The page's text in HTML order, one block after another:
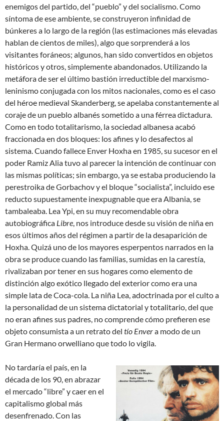
enemigos del partido, del “pueblo” y del socialismo. Como
síntoma de ese ambiente, se construyeron infinidad de
búnkeres a lo largo de la región (las estimaciones más elevadas
hablan de cientos de miles), algo que sorprenderá a los
visitantes foráneos; algunos, han sido convertidos en objetos
históricos y otros, simplemente abandonados. Utilizando la
metáfora de ser el último bastión irreductible del marxismo-
leninismo conjugada con los mitos nacionales, como es el caso
del héroe medieval Skanderberg, se apelaba constantemente al
coraje de un pueblo albanés sometido a una férrea dictadura.
Como en todo totalitarismo, la sociedad albanesa acabó
fraccionada en dos bloques: los afines y lo desafectos al
sistema. Cuando fallece Enver Hoxha en 1985, su sucesor en el
poder Ramiz Alia tuvo al parecer la intención de continuar con
las mismas políticas; sin embargo, ya se estaba produciendo la
perestroika de Gorbachov y el bloque “socialista”, incluido ese
reducto supuestamente inexpugnable que era Albania, se
tambaleaba. Lea Ypi, en su muy recomendable obra
autobiográfica Libre, nos introduce desde su visión de niña en
esos últimos años del régimen a partir de la desaparición de
Hoxha. Quizá uno de los mayores esperpentos narrados en la
obra se produce cuando las familias, sumidas en la carestía,
rivalizaban por tener en sus hogares como elemento de
distinción algo exótico llegado del exterior como era una
simple lata de Coca-cola. La niña Lea, adoctrinada por el culto a
la personalidad de un sistema dictatorial y totalitario, del que
no eran afines sus padres, no comprende cómo prefieren ese
objeto consumista a un retrato del tío Envera modo de un
Gran Hermano orwelliano que todo lo vigila.
No tardaría el país, en la
década de los 90, en abrazar
el mercado “libre” y caer en el
capitalismo global más
desenfrenado. Con las